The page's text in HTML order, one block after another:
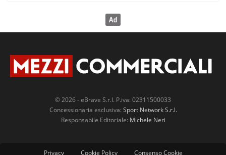
© 2026 - eBrave S.r.l. P.iva: 02311500033
Concessionaria esclusiva: Sport Network S.r.l.
Responsabile Editoriale: Michele Neri
Privacy Cookie Policy Consenso Cookie